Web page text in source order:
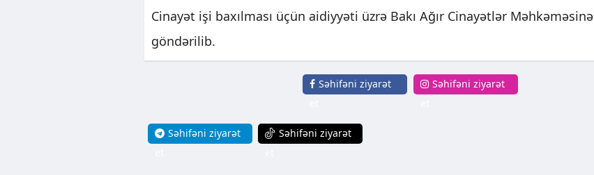
Cinayət işi baxılması üçün aidiyyəti üzrə Bakı Ağır Cinayətlər Məhkəməsinə
göndərilib.
Səhifəni ziyarət
Səhifəni ziyarət
Səhifəni ziyarət
Səhifəni ziyarət